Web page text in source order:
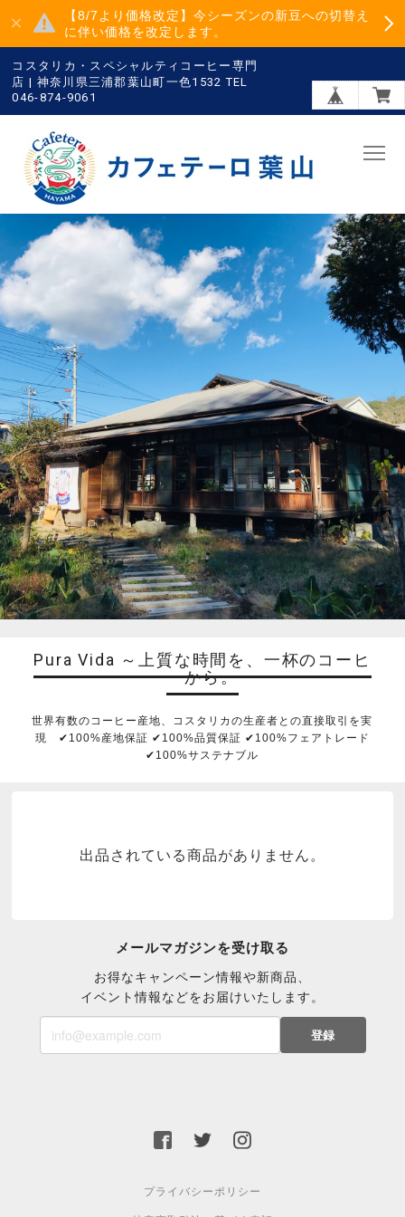
【8/7より価格改定】今シーズンの新豆への切替え
に伴い価格を改定します。
コスタリカ・スペシャルティコーヒー専門
店 | 神奈川県三浦郡葉山町一色1532 TEL
046-874-9061
Pura Vida ～上質な時間を、一杯のコーヒ
ーから。
世界有数のコーヒー産地、コスタリカの生産者との直接取引を実
現 ✔︎100%産地保証 ✔︎100%品質保証 ✔︎100%フェアトレード
✔︎100%サステナブル
出品されている商品がありません。
メールマガジンを受け取る
お得なキャンペーン情報や新商品、
イベント情報などをお届けいたします。
登録
プライバシーポリシー